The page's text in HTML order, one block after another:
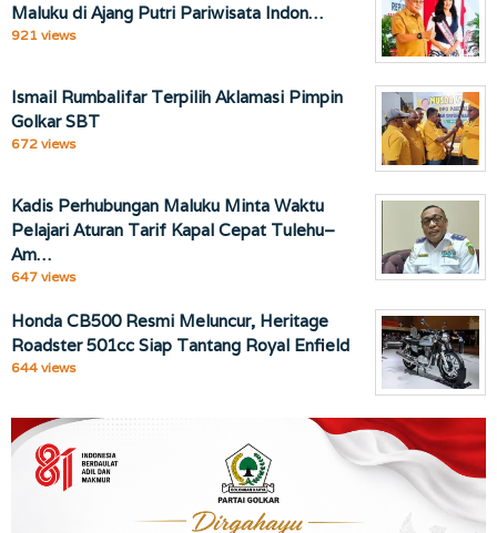
Maluku di Ajang Putri Pariwisata Indon…
921 views
Ismail Rumbalifar Terpilih Aklamasi Pimpin
Golkar SBT
672 views
Kadis Perhubungan Maluku Minta Waktu
Pelajari Aturan Tarif Kapal Cepat Tulehu–
Am…
647 views
Honda CB500 Resmi Meluncur, Heritage
Roadster 501cc Siap Tantang Royal Enfield
644 views